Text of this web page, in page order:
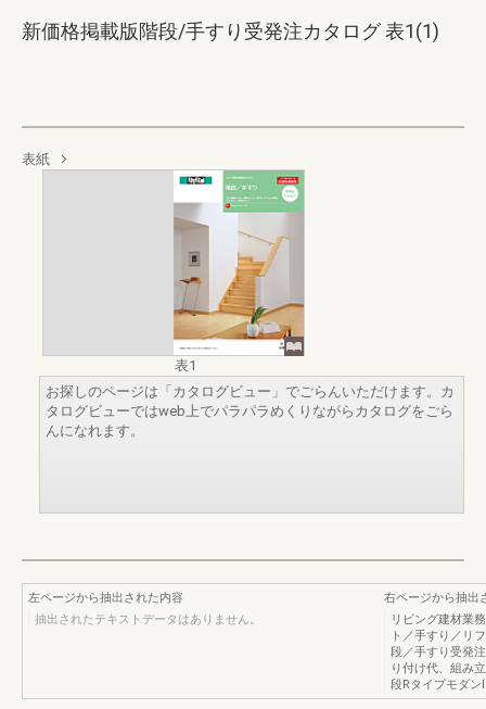
新価格掲載版階段/手すり受発注カタログ 表1(1)
表紙
表1
お探しのページは「カタログビュー」でごらんいただけます。カ
タログビューではweb上でパラパラめくりながらカタログをごら
んになれます。
左ページから抽出された内容
抽出されたテキストデータはありません。
右ページから抽出
リビング建材業
ト／手すり／リ
段／手すり受発
り付け代、組み
段Rタイプモダン